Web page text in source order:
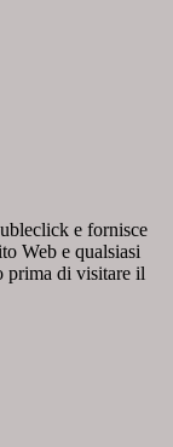
e fornisce
Web e qualsiasi
prima di visitare il